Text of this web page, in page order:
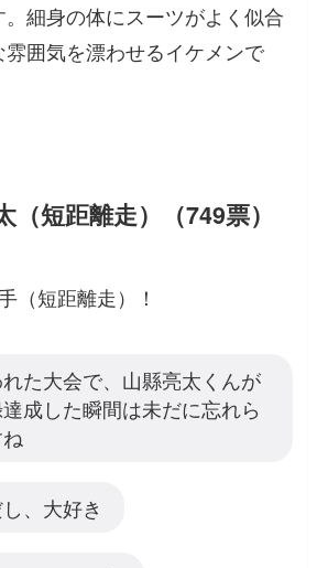
細身の体にスーツがよく似合
囲気を漂わせるイケメンで
（短距離走）（749票）
（短距離走）！
た大会で、山縣亮太くんが
成した瞬間は未だに忘れら
、大好き